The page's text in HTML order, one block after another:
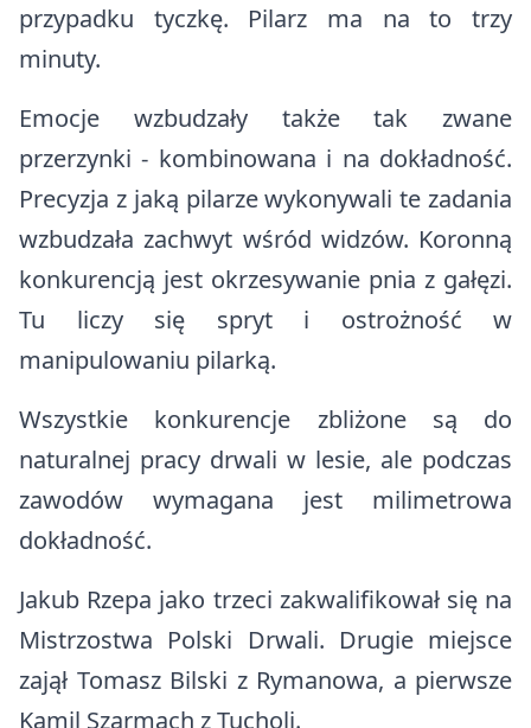
Organizacje pozarządowe
Strategia Rozwoju Ponadlokalnego dla Partnerstwa Turystyczne
Konta bankowe
Tablica informacyjna
Ostrzeżenia meteorologiczne
Koronawirus
Cmentarze Komunalne Gminy Komańcza
przypadku tyczkę. Pilarz ma na to trzy
minuty.
Emocje wzbudzały także tak zwane
przerzynki - kombinowana i na dokładność.
Precyzja z jaką pilarze wykonywali te zadania
wzbudzała zachwyt wśród widzów. Koronną
konkurencją jest okrzesywanie pnia z gałęzi.
Tu liczy się spryt i ostrożność w
manipulowaniu pilarką.
Wszystkie konkurencje zbliżone są do
naturalnej pracy drwali w lesie, ale podczas
zawodów wymagana jest milimetrowa
dokładność.
Jakub Rzepa jako trzeci zakwalifikował się na
Mistrzostwa Polski Drwali. Drugie miejsce
zajął Tomasz Bilski z Rymanowa, a pierwsze
Kamil Szarmach z Tucholi.